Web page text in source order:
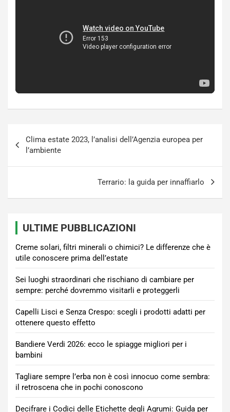
articoli
Clima estate 2023, l’analisi dell’Agenzia europea per
l’ambiente
Terrario: la guida per innaffiarlo
ULTIME PUBBLICAZIONI
Creme solari, filtri minerali o chimici? Le differenze che è
utile conoscere prima dell’estate
Sei luoghi straordinari che rischiano di cambiare per
sempre: perché dovremmo visitarli e proteggerli
Capelli Lisci e Senza Crespo: scegli i prodotti adatti per
ottenere questo effetto
Bandiere Verdi 2026: ecco le spiagge migliori per i
bambini
Tagliare sempre l’erba non è così innocuo come sembra:
il retroscena che in pochi conoscono
Decifrare i Codici delle Etichette degli Agrumi: Guida per